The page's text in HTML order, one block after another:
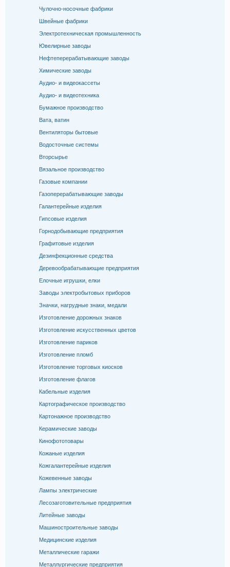
Чулочно-носочные фабрики
Швейные фабрики
Электротехническая промышленность
Ювелирные заводы
Нефтеперерабатывающие заводы
Химические заводы
Аудио- и видеокассеты
Аудио- и видеотехника
Бумажное производство
Вата, ватин
Вентиляторы бытовые
Водосточные системы
Вторсырье
Вязальное производство
Газовые компании
Газоперерабатывающие заводы
Галантерейные изделия
Гипсовые изделия
Горнодобывающие предприятия
Графитовые изделия
Дезинфекционные средства
Деревообрабатывающие предприятия
Елочные игрушки, елки
Заводы электробытовых приборов
Значки, нагрудные знаки, медали
Изготовление дорожных знаков
Изготовление искусственных цветов
Изготовление париков
Изготовление пломб
Изготовление торговых киосков
Изготовление флагов
Кабельные изделия
Картографическое производство
Картонажное производство
Керамические заводы
Кинофототовары
Кожаные изделия
Кожгалантерейные изделия
Кожевенные заводы
Лампы электрические
Лесозаготовительные предприятия
Литейные заводы
Машиностроительные заводы
Медицинские изделия
Металлические гаражи
Металлургические предприятия